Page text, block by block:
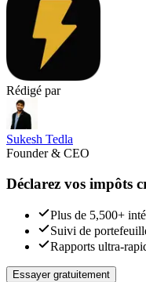
Rédigé par
Sukesh Tedla
Founder & CEO
Déclarez vos impôts
Plus de 5,500+
Suivi de
Rapports ultra-
Essayer gratuitement